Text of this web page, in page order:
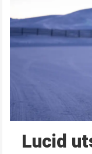
Lucid